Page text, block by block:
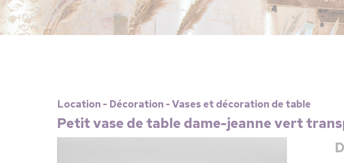
Location - Décoration - Vases et décoration de table
Petit vase de table dame-jeanne vert